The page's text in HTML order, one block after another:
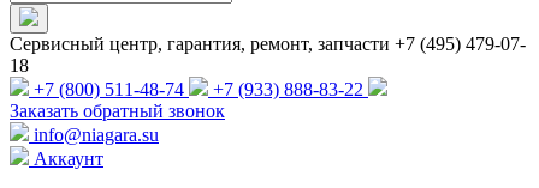
Сервисный центр, гарантия, ремонт, запчасти +7 (495) 479-07-
18
+7 (800) 511-48-74
+7 (933) 888-83-22
Заказать обратный звонок
info@niagara.su
Аккаунт